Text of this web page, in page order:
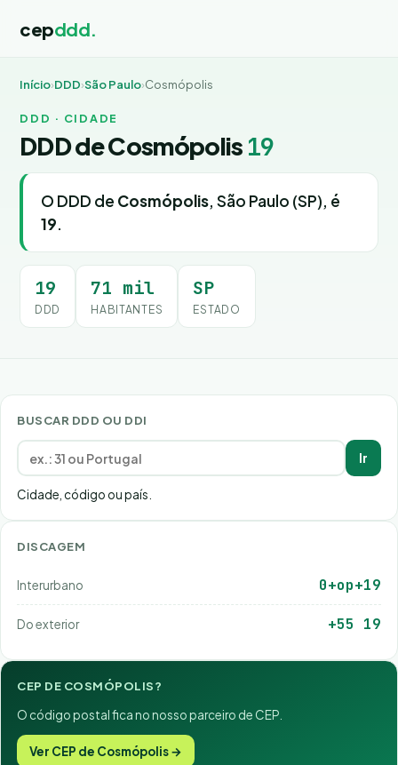
cepddd.
Início›DDD›São Paulo›Cosmópolis
DDD · CIDADE
DDD de Cosmópolis 19
O DDD de Cosmópolis, São Paulo (SP), é
19.
19
DDD
71 mil
HABITANTES
SP
ESTADO
BUSCAR DDD OU DDI
Ir
Cidade, código ou país.
DISCAGEM
Interurbano 0+op+19
Do exterior +55 19
CEP DE COSMÓPOLIS?
O código postal fica no nosso parceiro de CEP.
Ver CEP de Cosmópolis →